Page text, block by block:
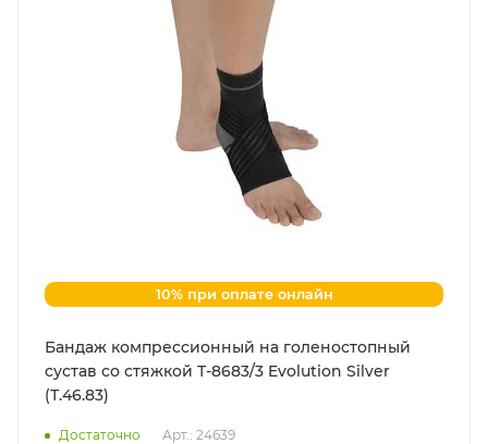
10% при оплате онлайн
Бандаж компрессионный на голеностопный
сустав со стяжкой Т-8683/3 Evolution Silver
(Т.46.83)
Достаточно Арт.: 24639